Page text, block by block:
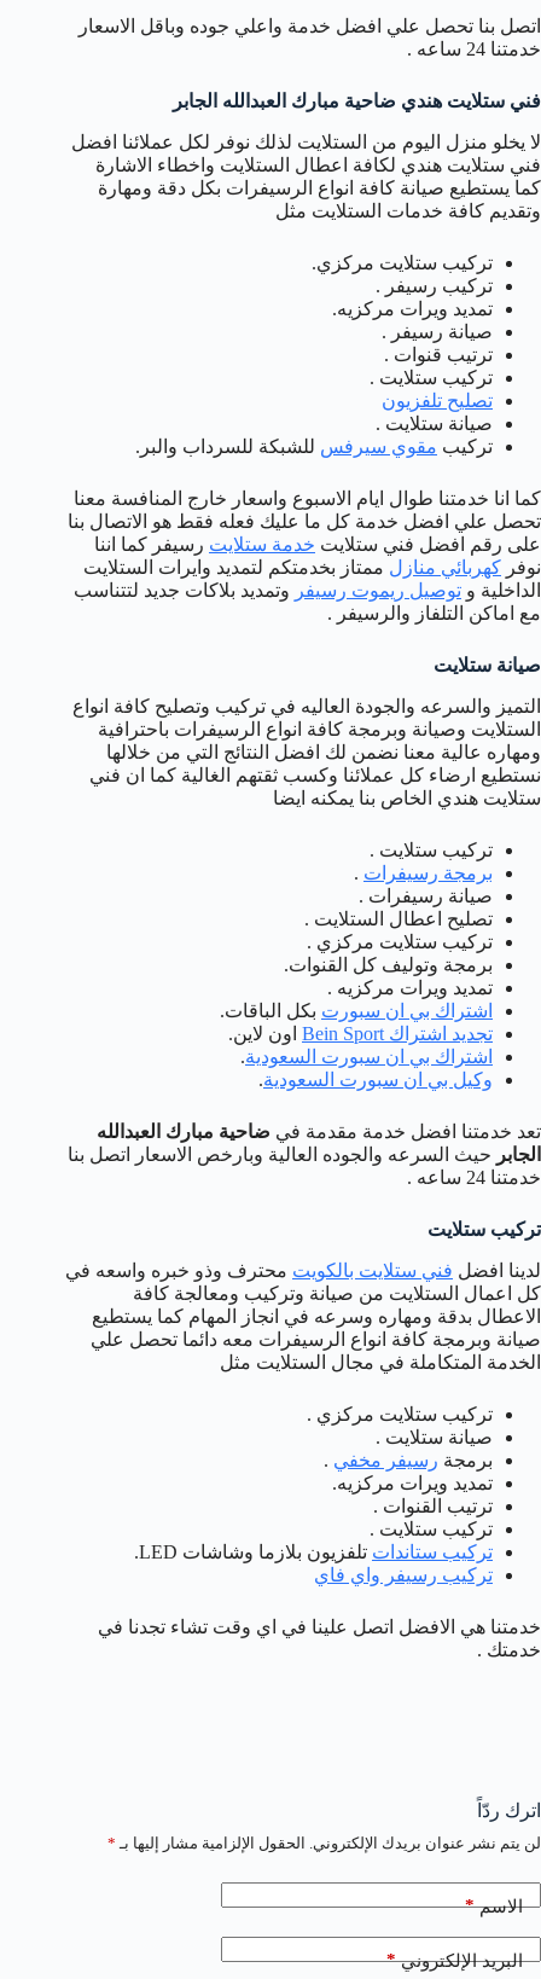
اتصل بنا تحصل علي افضل خدمة واعلي جوده وباقل الاسعار
خدمتنا 24 ساعه .
فني ستلايت هندي ضاحية مبارك العبدالله الجابر
لا يخلو منزل اليوم من الستلايت لذلك نوفر لكل عملائنا افضل
فني ستلايت هندي لكافة اعطال الستلايت واخطاء الاشارة
كما يستطيع صيانة كافة انواع الرسيفرات بكل دقة ومهارة
وتقديم كافة خدمات الستلايت مثل
تركيب ستلايت مركزي.
تركيب رسيفر .
تمديد ويرات مركزيه.
صيانة رسيفر .
ترتيب قنوات .
تركيب ستلايت .
تصليح تلفزيون
صيانة ستلايت .
تركيب مقوي سيرفس للشبكة للسرداب والبر.
كما انا خدمتنا طوال ايام الاسبوع واسعار خارج المنافسة معنا
تحصل علي افضل خدمة كل ما عليك فعله فقط هو الاتصال بنا
على رقم افضل فني ستلايت خدمة ستلايت رسيفر كما اننا
نوفر كهربائي منازل ممتاز بخدمتكم لتمديد وايرات الستلايت
الداخلية و توصيل ريموت رسيفر وتمديد بلاكات جديد لتتناسب
مع اماكن التلفاز والرسيفر .
صيانة ستلايت
التميز والسرعه والجودة العاليه في تركيب وتصليح كافة انواع
الستلايت وصيانة وبرمجة كافة انواع الرسيفرات باحترافية
ومهاره عالية معنا نضمن لك افضل النتائج التي من خلالها
نستطيع ارضاء كل عملائنا وكسب ثقتهم الغالية كما ان فني
ستلايت هندي الخاص بنا يمكنه ايضا
تركيب ستلايت .
برمجة رسيفرات .
صيانة رسيفرات .
تصليح اعطال الستلايت .
تركيب ستلايت مركزي .
برمجة وتوليف كل القنوات.
تمديد ويرات مركزيه .
اشتراك بي ان سبورت بكل الباقات.
تجديد اشتراك Bein Sport
اون لاين.
اشتراك بي ان سبورت السعودية.
وكيل بي ان سبورت السعودية.
تعد خدمتنا افضل خدمة مقدمة في ضاحية مبارك العبدالله
الجابر حيث السرعه والجوده العالية وبارخص الاسعار اتصل بنا
خدمتنا 24 ساعه .
تركيب ستلايت
لدينا افضل فني ستلايت بالكويت محترف وذو خبره واسعه في
كل اعمال الستلايت من صيانة وتركيب ومعالجة كافة
الاعطال بدقة ومهاره وسرعه في انجاز المهام كما يستطيع
صيانة وبرمجة كافة انواع الرسيفرات معه دائما تحصل علي
الخدمة المتكاملة في مجال الستلايت مثل
تركيب ستلايت مركزي .
صيانة ستلايت .
برمجة رسيفر مخفي .
تمديد ويرات مركزيه.
ترتيب القنوات .
تركيب ستلايت .
تركيب ستاندات تلفزيون بلازما وشاشات LED.
تركيب رسيفر واي فاي
خدمتنا هي الافضل اتصل علينا في اي وقت تشاء تجدنا في
خدمتك .
اترك ردّاً
لن يتم نشر عنوان بريدك الإلكتروني. الحقول الإلزامية مشار إليها بـ *
الاسم*
البريد الإلكتروني*